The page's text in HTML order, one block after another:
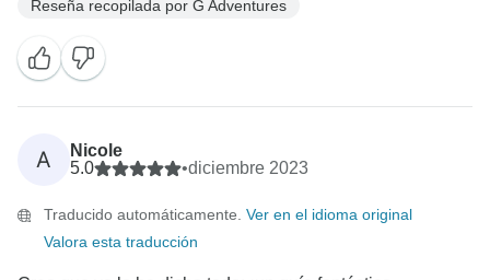
Reseña recopilada por G Adventures
A
Nicole
5.0
•diciembre 2023
Traducido automáticamente. Ver en el idioma original
Valora esta traducción